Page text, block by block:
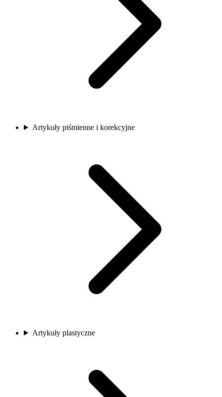
Artykuły piśmienne i korekcyjne
Artykuły plastyczne